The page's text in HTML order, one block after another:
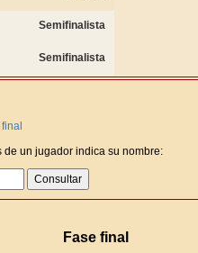
Semifinalista
Semifinalista
de un jugador indica su nombre:
Fase final